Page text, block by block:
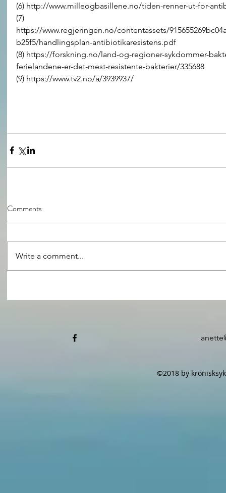
(6) http://www.milleogbasillene.no/tiden-renner-ut-for-
(7)
https://www.regjeringen.no/contentassets/
b25f5/handlingsplan-antibiotikaresistens.pdf
(8) https://forskning.no/land-og-regioner-sykdommer-
ferielandene-er-det-mest-resistente-bakterier/335688
(9) https://www.tv2.no/a/3939937/
Comments
Write a comment...
©2018 by